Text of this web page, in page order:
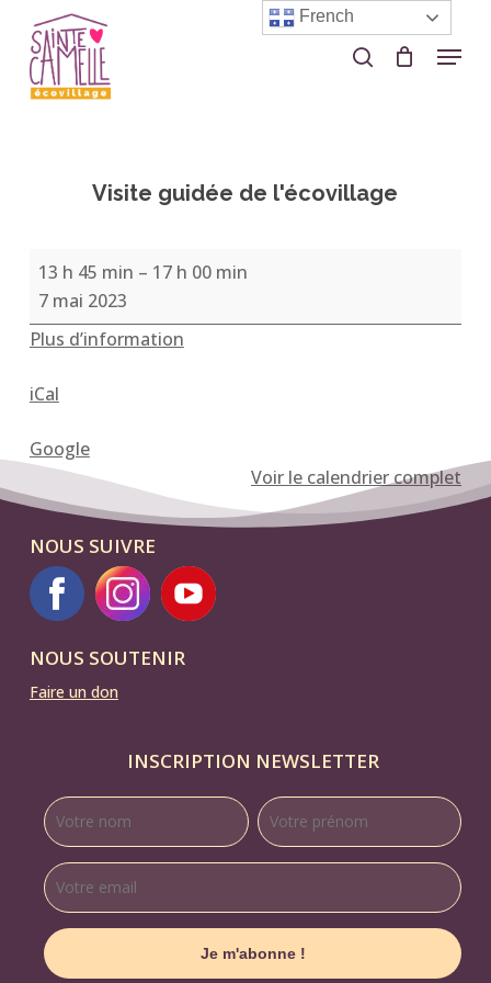
main
content
search Menu
Visite guidée de l'écovillage
Visite
guidée
de
l'écovillage
13 h 45 min – 17 h 00 min
7 mai 2023
Plus d’information
iCal
Google
Voir le calendrier complet
NOUS SUIVRE
NOUS SOUTENIR
Faire un don
INSCRIPTION NEWSLETTER
Close
French